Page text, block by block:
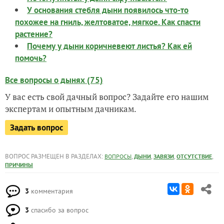
У основания стебля дыни появилось что-то
похожее на гниль, желтоватое, мягкое. Как спасти
растение?
Почему у дыни коричневеют листья? Как ей
помочь?
Все вопросы о дынях (75)
У вас есть свой дачный вопрос? Задайте его нашим
экспертам и опытным дачникам.
Задать вопрос
ВОПРОС РАЗМЕЩЕН В РАЗДЕЛАХ: ВОПРОСЫ, ДЫНИ, ЗАВЯЗИ, ОТСУТСТВИЕ,
ПРИЧИНЫ
3 комментария
3 спасибо за вопрос